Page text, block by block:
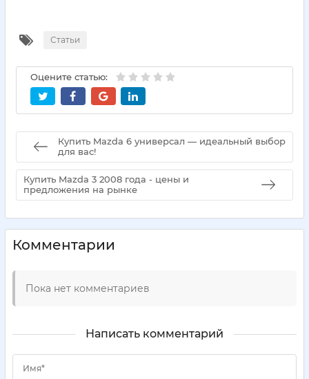
Статьи
Оцените статью:
Купить Mazda 6 универсал — идеальный выбор
для вас!
Купить Mazda 3 2008 года - цены и
предложения на рынке
Комментарии
Пока нет комментариев
Написать комментарий
Имя*